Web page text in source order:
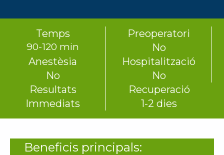
Temps
90-120 min
Preoperatori
No
Anestèsia
No
Hospitalització
No
Resultats
Immediats
Recuperació
1-2 dies
Beneficis principals: